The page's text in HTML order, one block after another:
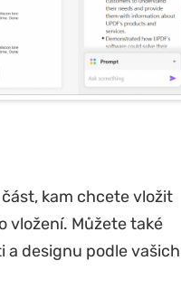
kam chcete vložit
vložení. Můžete také
a designu podle vašich